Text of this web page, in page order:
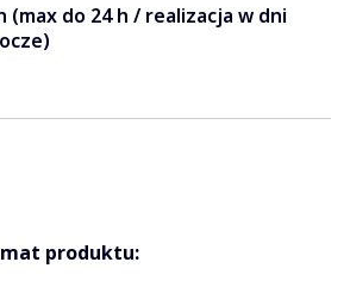
(max do 24 h / realizacja w dni
produktu: